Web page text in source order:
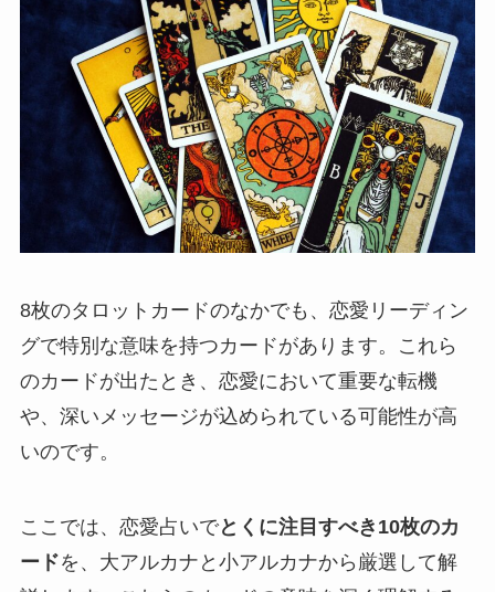
8枚のタロットカードのなかでも、恋愛リーディン
グで特別な意味を持つカードがあります。これら
のカードが出たとき、恋愛において重要な転機
や、深いメッセージが込められている可能性が高
いのです。
ここでは、恋愛占いでとくに注目すべき10枚のカ
ードを、大アルカナと小アルカナから厳選して解